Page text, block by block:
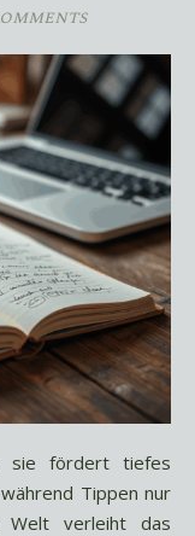
Tippen nur
Welt verleiht das